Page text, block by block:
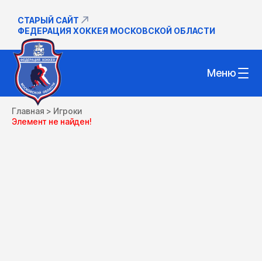
СТАРЫЙ САЙТ
ФЕДЕРАЦИЯ ХОККЕЯ МОСКОВСКОЙ ОБЛАСТИ
Меню
Главная > Игроки
Элемент не найден!